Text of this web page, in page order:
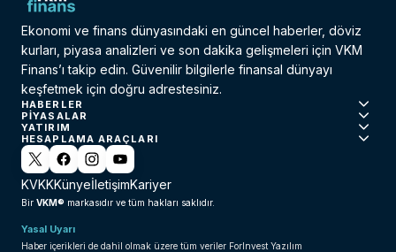
Ekonomi ve finans dünyasındaki en güncel haberler, döviz
kurları, piyasa analizleri ve son dakika gelişmeleri için VKM
Finans’ı takip edin. Güvenilir bilgilerle finansal dünyayı
keşfetmek için doğru adrestesiniz.
HABERLER
PIYASALAR
YATIRIM
HESAPLAMA ARAÇLARI
KVKKKünyeİletişimKariyer
Bir VKM® markasıdır ve tüm hakları saklıdır.
Yasal Uyarı
Haber içerikleri de dahil olmak üzere tüm veriler ForInvest Yazılım